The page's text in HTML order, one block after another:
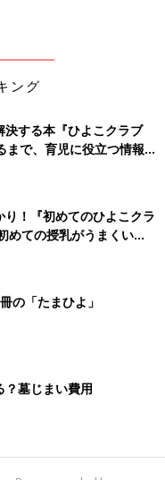
ング
する本『ひよこクラブ
で、育児に役立つ情報が
！『初めてのひよこクラ
めての授乳がうまくい
と夏のトラブル 解決テ
の「たまひよ」
？墓じまい費用